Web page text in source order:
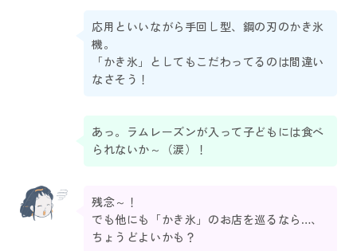
応用といいながら手回し型、鋼の刃のかき氷
機。
「かき氷」としてもこだわってるのは間違い
なさそう！
あっ。ラムレーズンが入って子どもには食べ
られないか～（涙）！
残念～！
でも他にも「かき氷」のお店を巡るなら…、
ちょうどよいかも？